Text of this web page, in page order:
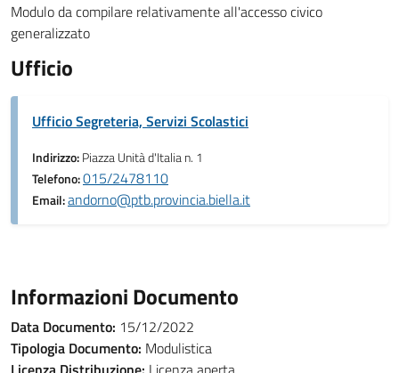
Modulo da compilare relativamente all'accesso civico
generalizzato
Ufficio
Ufficio Segreteria, Servizi Scolastici
Indirizzo:Piazza Unità d'Italia n. 1
Telefono:015/2478110
Email:andorno@ptb.provincia.biella.it
Informazioni Documento
Data Documento: 15/12/2022
Tipologia Documento: Modulistica